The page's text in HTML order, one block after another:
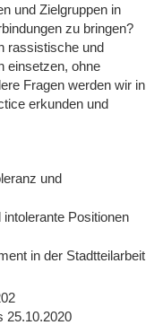
und Zielgruppen in
zu bringen?
rassistische und
einsetzen, ohne
Fragen werden wir in
erkunden und
und
Positionen
in der Stadtteilarbeit
25.10.2020